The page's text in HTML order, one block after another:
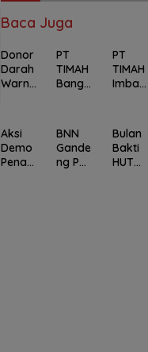
Baca Juga
Donor
Darah
Warna
HUT
ke-50
PT
TIMAH,
PT
TIMAH
Bangu
h
Layak
Huni
untuk
PT
TIMAH
Imbau
sivitas
Pasca
ksi
Massa
Aksi
Demo
Penam
BNN
Gande
ng PT
Bulan
Bakti
HUT